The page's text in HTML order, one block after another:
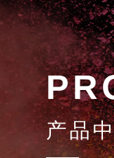
PR
产品